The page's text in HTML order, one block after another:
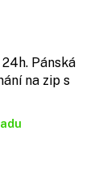
Pánská
na zip s